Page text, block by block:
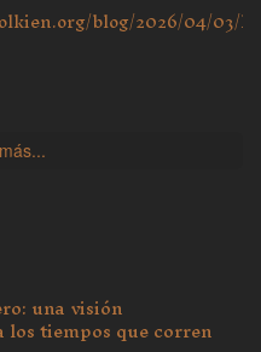
blog/2026/04/03/
una visión
tiempos que corren